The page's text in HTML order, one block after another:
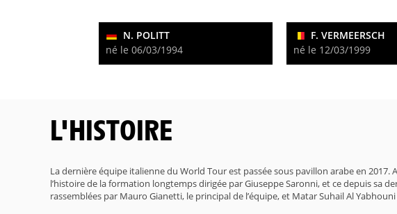
N. POLITT
né le 06/03/1994
F. VERMEERSCH
né le 12/03/1999
L'HISTOIRE
La dernière équipe italienne du World Tour est passée sous pavillon arabe en
l’histoire de la formation longtemps dirigée par Giuseppe Saronni, et ce depuis sa
rassemblées par Mauro Gianetti, le principal de l’équipe, et Matar Suhail Al